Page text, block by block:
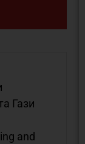
Гази
and